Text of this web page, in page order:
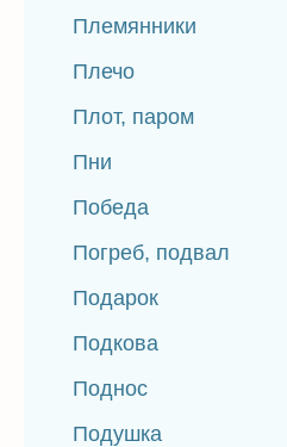
Племянники
Плечо
Плот, паром
Пни
Победа
Погреб, подвал
Подарок
Подкова
Поднос
Подушка